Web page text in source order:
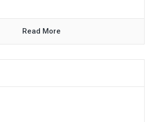
Read More